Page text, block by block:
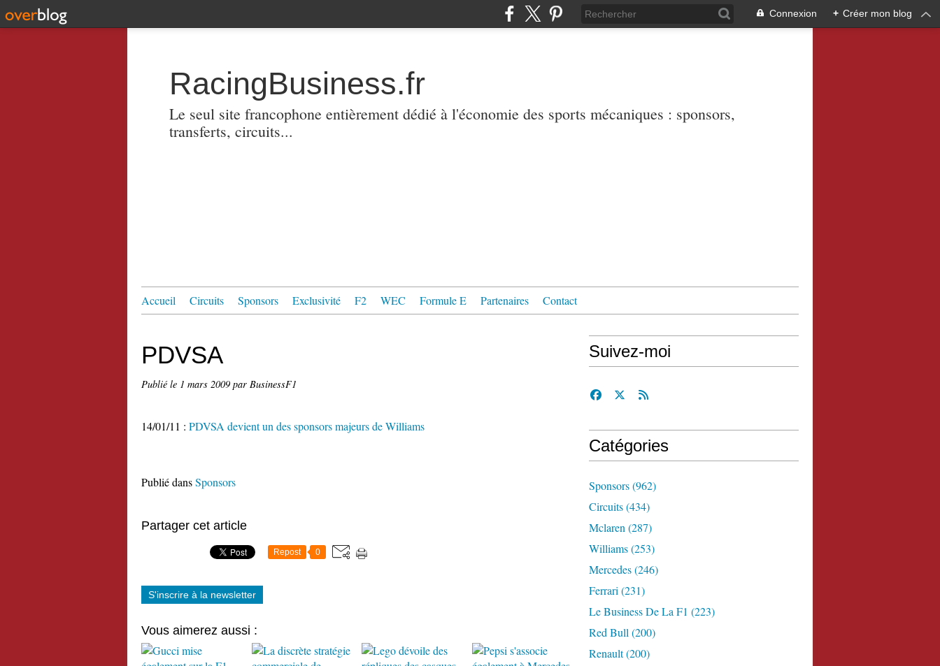
Connexion + Créer mon blog
RacingBusiness.fr
Le seul site francophone entièrement dédié à l'économie des sports mécaniques : sponsors,
transferts, circuits...
Accueil Circuits Sponsors Exclusivité F2 WEC Formule E Partenaires Contact
PDVSA
Publié le 1 mars 2009 par BusinessF1
14/01/11 : PDVSA devient un des sponsors majeurs de Williams
Publié dansSponsors
Partager cet article
Repost 0
S'inscrire à la newsletter
Vous aimerez aussi :
Suivez-moi
Catégories
Sponsors(962)
Circuits(434)
Mclaren (287)
Williams(253)
Mercedes(246)
Ferrari (231)
Le Business De La F1 (223)
Red Bull (200)
Renault(200)